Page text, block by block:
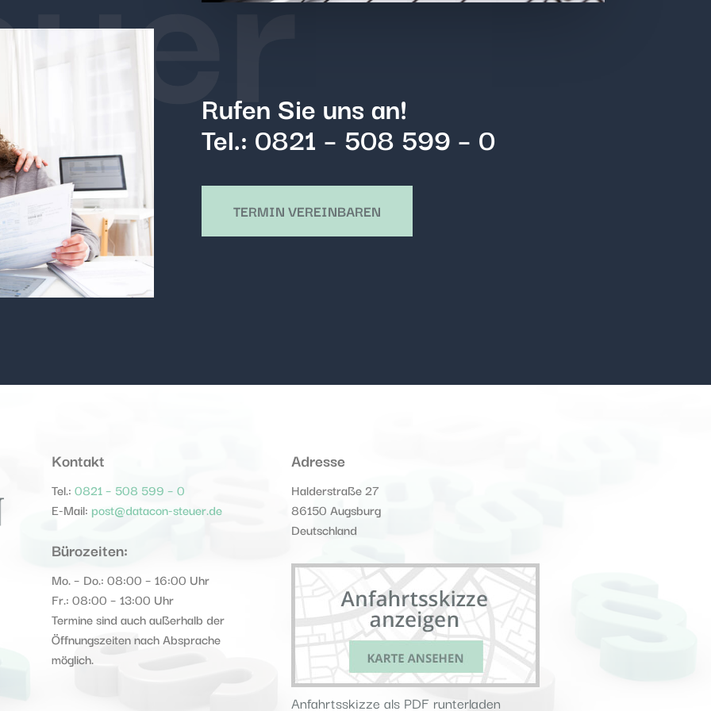
Rufen Sie uns an!
Tel.: 0821 – 508 599 – 0
TERMIN VEREINBAREN
Kontakt
Tel.: 0821 – 508 599 – 0
E-Mail: post@datacon-steuer.de
Bürozeiten:
Mo. – Do.: 08:00 – 16:00 Uhr
Fr.: 08:00 – 13:00 Uhr
Termine sind auch außerhalb der
Öffnungszeiten nach Absprache
möglich.
Adresse
Halderstraße 27
86150 Augsburg
Deutschland
Anfahrtsskizze als PDF runterladen